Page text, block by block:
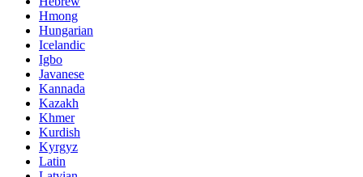
Hmong
Hungarian
Icelandic
Igbo
Javanese
Kannada
Kazakh
Khmer
Kurdish
Kyrgyz
Latin